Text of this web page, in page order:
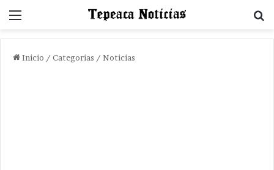
Menu
Inicio / Categorias / Noticias